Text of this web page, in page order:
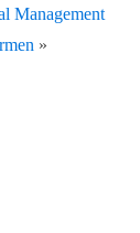
Management
»